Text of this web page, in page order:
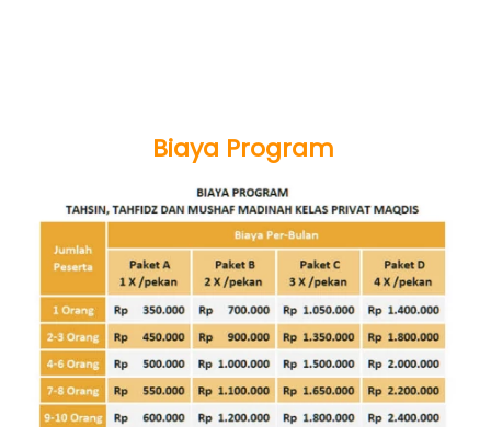
Biaya Program